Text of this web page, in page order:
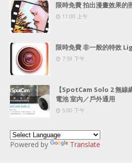
限時免費 拍出漫畫效果
11:00 上午
限時免費 非一般的特效
7:59 下午
【SpotCam Solo 2 無線
電池 室內／戶外通用
5:00 下午
Powered by Translate